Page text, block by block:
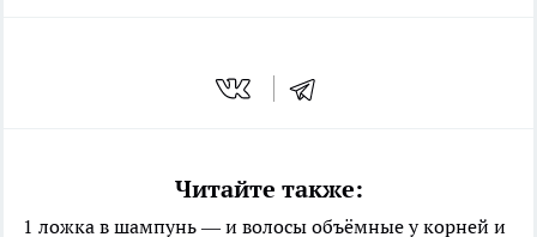
Читайте также:
1 ложка в шампунь — и волосы объёмные у корней и